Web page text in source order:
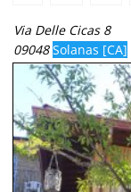
Via Delle Cicas 8
09048Solanas [CA]